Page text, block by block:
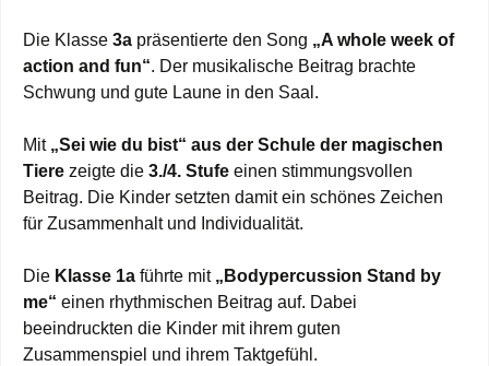
Die Klasse 3a präsentierte den Song „A whole week of
action and fun“. Der musikalische Beitrag brachte
Schwung und gute Laune in den Saal.
Mit „Sei wie du bist“ aus der Schule der magischen
Tiere zeigte die 3./4. Stufe einen stimmungsvollen
Beitrag. Die Kinder setzten damit ein schönes Zeichen
für Zusammenhalt und Individualität.
Die Klasse 1a führte mit „Bodypercussion Stand by
me“ einen rhythmischen Beitrag auf. Dabei
beeindruckten die Kinder mit ihrem guten
Zusammenspiel und ihrem Taktgefühl.